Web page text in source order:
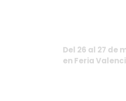
Del 26 al 27 de
en Feria